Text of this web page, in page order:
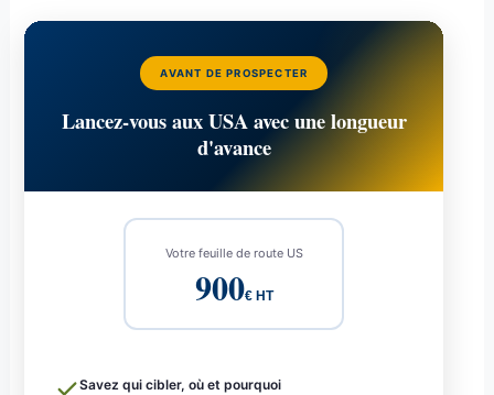
AVANT DE PROSPECTER
Lancez-vous aux USA avec une longueur
d'avance
Votre feuille de route US
900€ HT
Savez qui cibler, où et pourquoi